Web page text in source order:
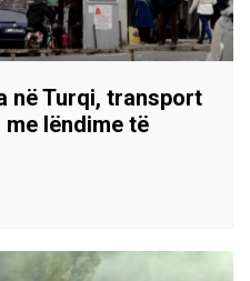
në Turqi, transport
lëndime të